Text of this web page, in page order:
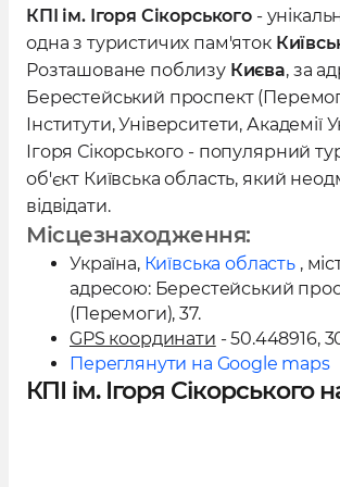
Гогена, Кітнера, Кобелєва,
Цендера та Шретера.
Найкращим визнано проект
Кітнера, за яким було
Київського політехнічного
Оскільки сам Кітнер перебував
Петербурзі та не міг
керувати будівництвом,
доручено архітектору О.В.
Для будівництва інституту було
декілька ділянок міською
уважного розгляду обрано
КПІ ім. Ігоря Сікорського -
одна з туристичих пам'яток
Розташоване поблизу Києва, за
Берестейський проспект
Інститути, Університети, Академії
Ігоря Сікорського - популярний
об'єкт Київська область, який
відвідати.
Місцезнаходження:
Україна, Київська область ,
адресою: Берестейський
(Перемоги), 37.
GPS координати - 50.448916,
Переглянути на Google maps
КПІ ім. Ігоря Сікорського